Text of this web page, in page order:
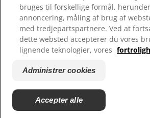
bruges til forskellige formål,
annoncering, måling af brug af
med tredjepartspartnere. Ved at
dette websted accepterer du vores
lignende teknologier, vores
Administrer cookies
Accepter alle